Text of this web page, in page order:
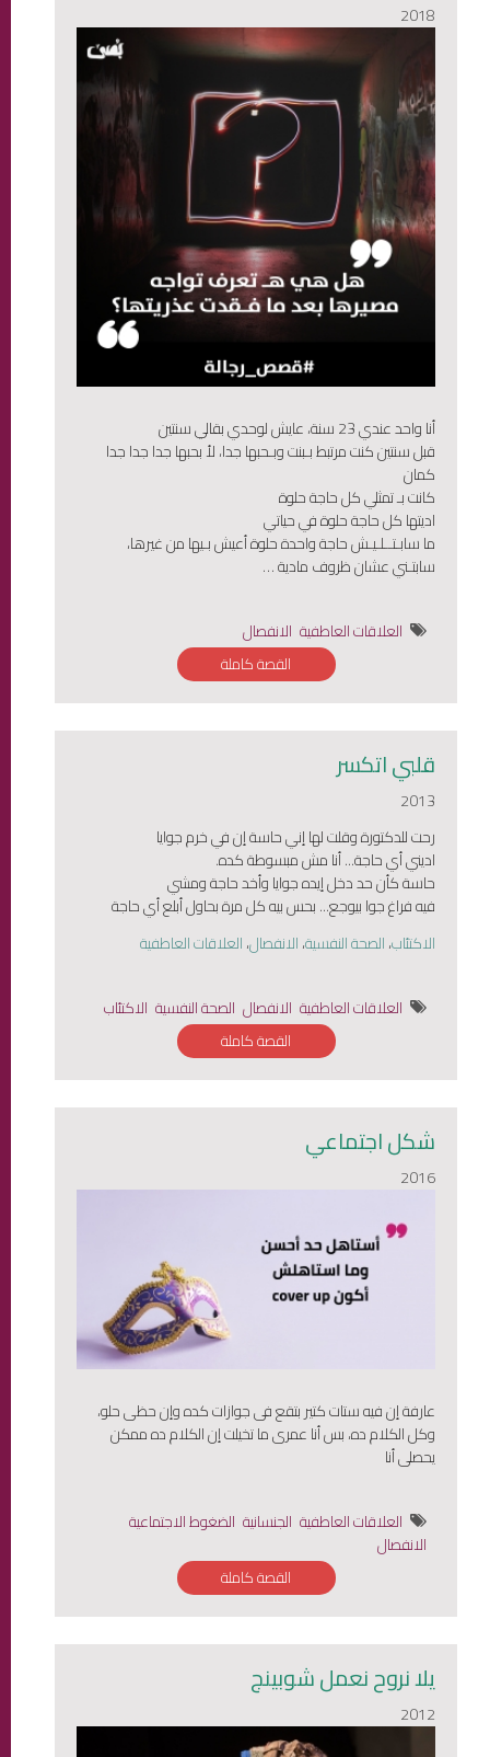
2018
أنا واحد عندي 23 سنة، عايش لوحدي بقالي سنتين
قبل سنتين كنت مرتبط بـبنت وبـحبها جدا، لأ بحبها جدا جدا جدا
كمان
كانت بـ تمثلي كل حاجة حلوة
اديتها كل حاجة حلوة في حياتي
ما سابـتــلـيـش حاجة واحدة حلوة أعيش بـيها من غيرها،
سابتـني عشان ظروف مادية …
العلاقات العاطفية الانفصال
القصة كاملة
قلبي اتكسر
2013
رحت للدكتورة وقلت لها إني حاسة إن في خرم جوايا
اديني أي حاجة... أنا مش مبسوطة كده.
حاسة كأن حد دخل إيده جوايا وأخد حاجة ومشي
فيه فراغ جوا بيوجع... بحس بيه كل مرة بحاول أبلع أي حاجة
الاكتئاب،الصحة النفسية،الانفصال،العلاقات العاطفية
العلاقات العاطفية الانفصال الصحة النفسية الاكتئاب
القصة كاملة
شكل اجتماعي
2016
عارفة إن فيه ستات كتير بتقع فى جوازات كده وإن حظى حلو،
وكل الكلام ده، بس أنا عمرى ما تخيلت إن الكلام ده ممكن
يحصلى أنا
العلاقات العاطفية الجنسانية الضغوط الاجتماعية
الانفصال
القصة كاملة
يلا نروح نعمل شوبينج
2012